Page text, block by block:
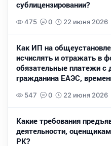
сублицензировании?
475 0 22 июня 2026
Как ИП на
исчислять и отражать в
обязательные платежи с
гражданина ЕАЭС,
547 0 22 июня 2026
Какие требования
деятельности,
РК?